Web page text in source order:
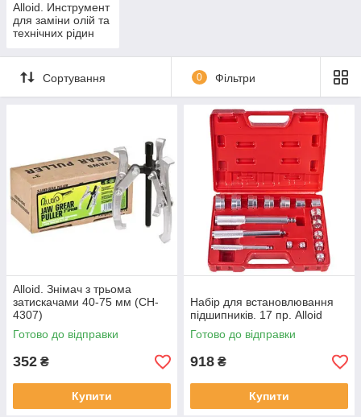
Alloid. Инструмент
для замiни олiй та
технiчних рiдин
Сортування 0 Фільтри
Alloid. Знімач з трьома
затискачами 40-75 мм (CH-
4307)
Готово до відправки
352 ₴
Купити
Набір для встановлювання
підшипників. 17 пр. Alloid
Готово до відправки
918 ₴
Купити